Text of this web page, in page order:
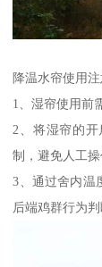
降温水帘使用注
1、湿帘使用前
2、将湿帘的
制，避免人工操
3、通过舍内温
后端鸡群行为